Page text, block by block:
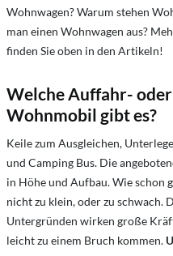
Wohnwagen? Warum stehen
man einen Wohnwagen aus?
finden Sie oben in den Artikeln!
Welche Auffahr-
Wohnmobil gibt es?
Keile zum Ausgleichen,
und Camping Bus. Die
in Höhe und Aufbau. Wie schon
nicht zu klein, oder zu schwach.
Untergründen wirken große
leicht zu einem Bruch kommen.